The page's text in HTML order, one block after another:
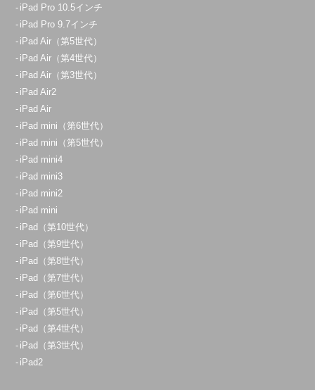
iPad Pro 10.5インチ
iPad Pro 9.7インチ
iPad Air（第5世代）
iPad Air（第4世代）
iPad Air（第3世代）
iPad Air2
iPad Air
iPad mini（第6世代）
iPad mini（第5世代）
iPad mini4
iPad mini3
iPad mini2
iPad mini
iPad（第10世代）
iPad（第9世代）
iPad（第8世代）
iPad（第7世代）
iPad（第6世代）
iPad（第5世代）
iPad（第4世代）
iPad（第3世代）
iPad2